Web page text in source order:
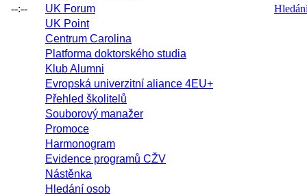
--:--
UK Forum
UK Point
Centrum Carolina
Platforma doktorského studia
Klub Alumni
Evropská univerzitní aliance 4EU+
Přehled školitelů
Souborový manažer
Promoce
Harmonogram
Evidence programů CŽV
Nástěnka
Hledání osob